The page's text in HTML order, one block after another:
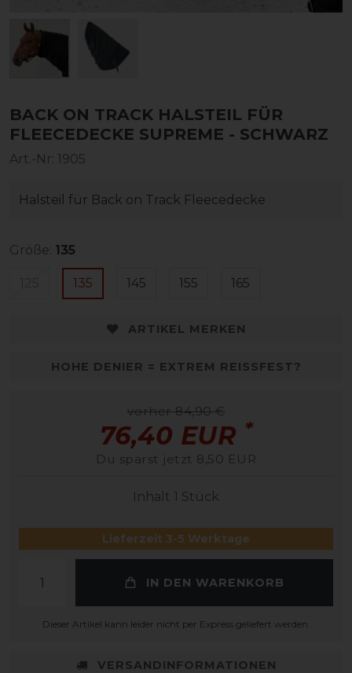
BACK ON TRACK HALSTEIL FÜR
FLEECEDECKE SUPREME - SCHWARZ
Art.-Nr: 1905
Halsteil für Back on Track Fleecedecke
Größe: 135
135 145 155 165
ARTIKEL MERKEN
HOHE DENIER = EXTREM REISSFEST?
vorher 84,90 €
76,40 EUR *
Du sparst jetzt 8,50 EUR
Inhalt 1 Stück
Lieferzeit 3-5 Werktage
IN DEN WARENKORB
Dieser Artikel kann leider nicht per Express geliefert werden.
VERSANDINFORMATIONEN